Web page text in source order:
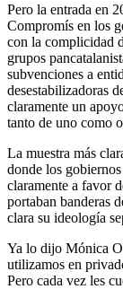
Pero la entrada en
Compromís en los
con la complicidad
grupos
subvenciones a
desestabilizadoras
claramente un
tanto de uno como
La muestra más
donde los
claramente a favor
portaban banderas
clara su ideología
Ya lo dijo Mónica
utilizamos en
Pero cada vez les